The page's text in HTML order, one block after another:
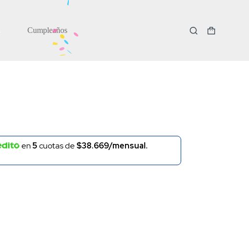
Cumpleaños
Carro
en5cuotas de $38.669/mensual.